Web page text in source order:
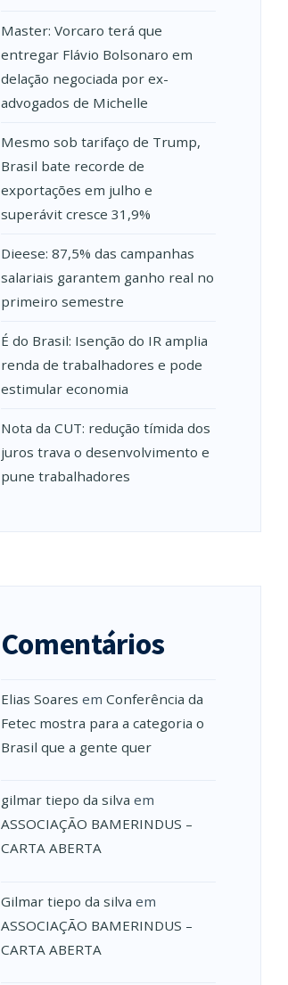
Master: Vorcaro terá que
entregar Flávio Bolsonaro em
delação negociada por ex-
advogados de Michelle
Mesmo sob tarifaço de Trump,
Brasil bate recorde de
exportações em julho e
superávit cresce 31,9%
Dieese: 87,5% das campanhas
salariais garantem ganho real no
primeiro semestre
É do Brasil: Isenção do IR amplia
renda de trabalhadores e pode
estimular economia
Nota da CUT: redução tímida dos
juros trava o desenvolvimento e
pune trabalhadores
Comentários
Elias Soares em Conferência da
Fetec mostra para a categoria o
Brasil que a gente quer
gilmar tiepo da silva em
ASSOCIAÇÃO BAMERINDUS –
CARTA ABERTA
Gilmar tiepo da silva em
ASSOCIAÇÃO BAMERINDUS –
CARTA ABERTA